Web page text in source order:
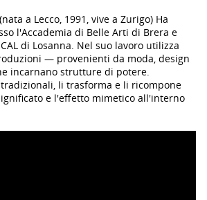
(nata a Lecco, 1991, vive a Zurigo) Ha
l'Accademia di Belle Arti di Brera e
di Losanna. Nel suo lavoro utilizza
— provenienti da moda, design
incarnano strutture di potere.
li trasforma e li ricompone
e l'effetto mimetico all'interno